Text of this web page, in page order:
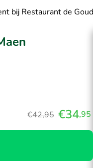
bij Restaurant de
€42,95 €34,95